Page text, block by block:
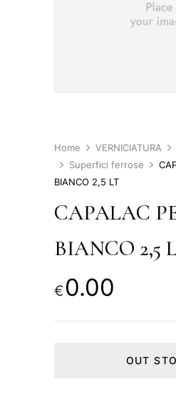
Home VERNICIATURA
Superfici ferrose
BIANCO 2,5 LT
CAPALAC
BIANCO 2,5
€ 0.00
OUT